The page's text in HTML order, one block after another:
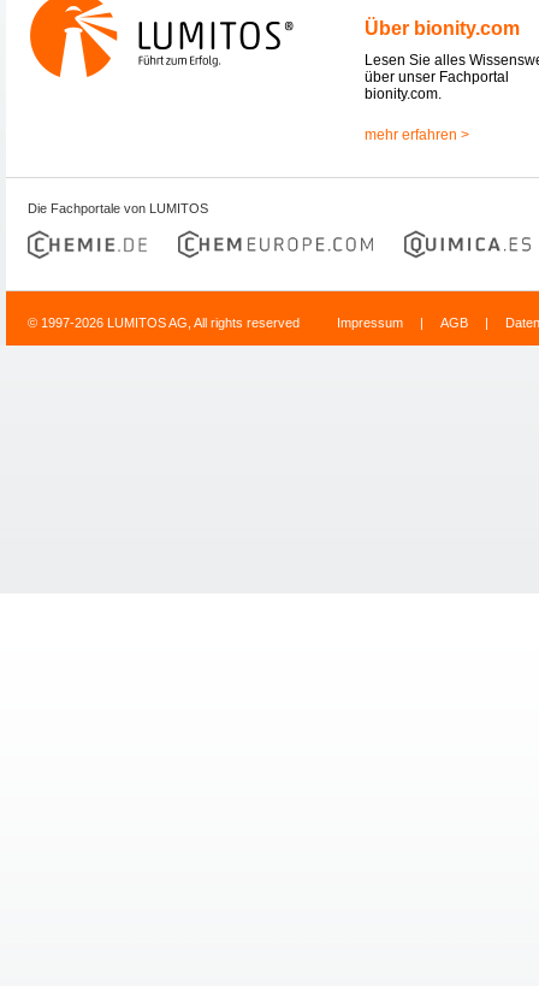
Über bionity.com
Lesen Sie alles
über unser Fachportal
bionity.com.
mehr erfahren >
Die Fachportale von LUMITOS
© 1997-2026 LUMITOS AG, All rights reserved Impressum | AGB |